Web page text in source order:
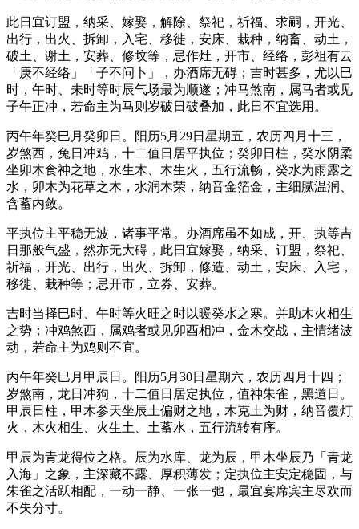
此日宜订盟，纳采、嫁娶，解除、祭祀，祈福、求嗣，开光、
出行，出火、拆卸，入宅、移徙，安床、栽种，纳畜、动土，
破土、谢土，安葬、修坟等，忌作灶，开市、经络，彭祖有云
「庚不经络」「子不问卜」，办酒席无碍；吉时甚多，尤以巳
时，午时、未时等时辰气场最为顺遂；冲马煞南，属马者或见
子午正冲，若命主为马则岁破日破叠加，此日不宜选用。
丙午年癸巳月癸卯日。阳历5月29日星期五，农历四月十三，
岁煞西，兔日冲鸡，十二值日居平执位；癸卯日柱，癸水阴柔
坐卯木食神之地，水生木、木生火，五行流畅，癸水为雨露之
水，卯木为花草之木，水润木荣，纳音金箔金，主细腻温润、
含蓄内敛。
平执位主平稳无波，诸事平常。办酒席虽不如成，开、执等吉
日那般气盛，然亦无大碍，此日宜嫁娶，纳采、订盟，祭祀、
祈福，开光、出行，出火、拆卸，修造、动土，安床、入宅，
移徙、栽种等；忌开市，立券、安葬。
吉时当择巳时、午时等火旺之时以暖癸水之寒。并助木火相生
之势；冲鸡煞西，属鸡者或见卯酉相冲，金木交战，主情绪波
动，若命主为鸡则不宜。
丙午年癸巳月甲辰日。阳历5月30日星期六，农历四月十四；
岁煞南，龙日冲狗，十二值日居定执位，值神朱雀，黑道日。
甲辰日柱，甲木参天坐辰土偏财之地，木克土为财，纳音覆灯
火，木火相生、火生土、土蓄水，五行流转有序。
甲辰为青龙得位之格。辰为水库、龙为辰，甲木坐辰乃「青龙
入海」之象，主深藏不露、厚积薄发；定执位主安定稳固，与
朱雀之活跃相配，一动一静、一张一弛，最宜宴席宾主尽欢而
不失分寸。